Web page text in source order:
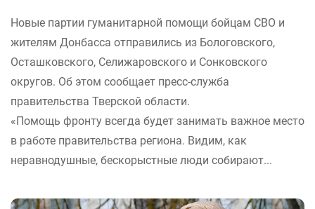
Новые партии гуманитарной помощи бойцам СВО и
жителям Донбасса отправились из Бологовского,
Осташковского, Селижаровского и Сонковского
округов. Об этом сообщает пресс-служба
правительства Тверской области.
«Помощь фронту всегда будет занимать важное место
в работе правительства региона. Видим, как
неравнодушные, бескорыстные люди собирают...